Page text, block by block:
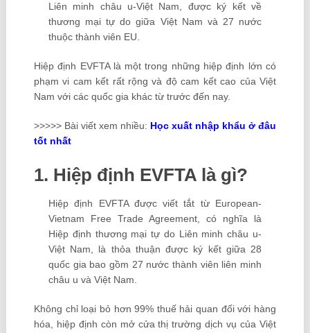
Liên minh châu u-Việt Nam, được ký kết về
thương mại tự do giữa Việt Nam và 27 nước
thuộc thành viên EU.
Hiệp định EVFTA là một trong những hiệp định lớn có
phạm vi cam kết rất rộng và độ cam kết cao của Việt
Nam với các quốc gia khác từ trước đến nay.
>>>>> Bài viết xem nhiều: Học xuất nhập khẩu ở đâu
tốt nhất
1. Hiệp định EVFTA là gì?
Hiệp định EVFTA được viết tắt từ European-
Vietnam Free Trade Agreement, có nghĩa là
Hiệp định thương mại tự do Liên minh châu u-
Việt Nam, là thỏa thuận được ký kết giữa 28
quốc gia bao gồm 27 nước thành viên liên minh
châu u và Việt Nam.
Không chỉ loại bỏ hơn 99% thuế hải quan đối với hàng
hóa, hiệp định còn mở cửa thị trường dịch vụ của Việt